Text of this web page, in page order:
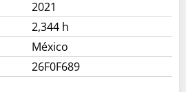
2021
2,344 h
México
26F0F689